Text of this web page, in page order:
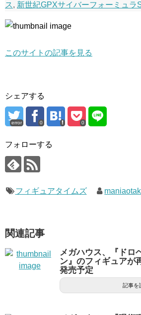
ス, 新世紀GPXサイバーフォーミュラ
このサイトの記事を見る
シェアする
error 0 0
フォローする
フィギュアタイムズ
関連記事
メガハウス、『ドロ
ン』のフィギュアが
発売予定
記事を